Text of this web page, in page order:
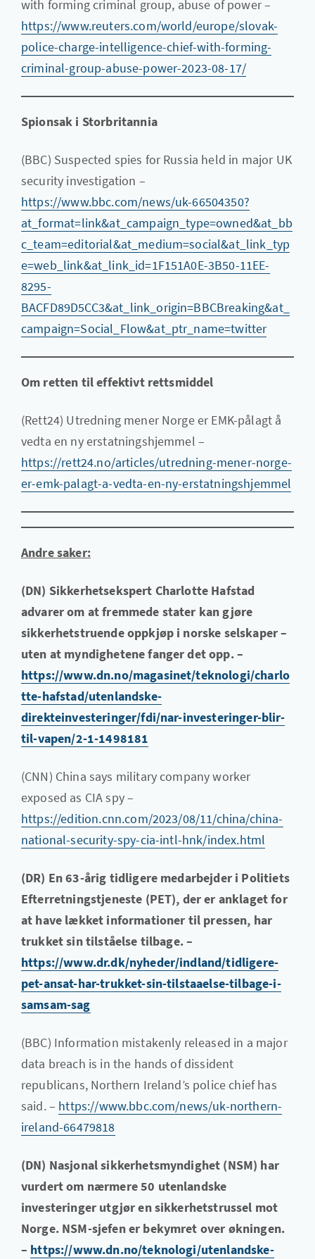
with forming criminal group, abuse of power –
https://www.reuters.com/world/europe/slovak-
police-charge-intelligence-chief-with-forming-
criminal-group-abuse-power-2023-08-17/
Spionsak i Storbritannia
(BBC) Suspected spies for Russia held in major UK
security investigation –
https://www.bbc.com/news/uk-66504350?
at_format=link&at_campaign_type=owned&at_bb
c_team=editorial&at_medium=social&at_link_typ
e=web_link&at_link_id=1F151A0E-3B50-11EE-
8295-
BACFD89D5CC3&at_link_origin=BBCBreaking&at_
campaign=Social_Flow&at_ptr_name=twitter
Om retten til effektivt rettsmiddel
(Rett24) Utredning mener Norge er EMK-pålagt å
vedta en ny erstatningshjemmel –
https://rett24.no/articles/utredning-mener-norge-
er-emk-palagt-a-vedta-en-ny-erstatningshjemmel
Andre saker:
(DN) Sikkerhetsekspert Charlotte Hafstad
advarer om at fremmede stater kan gjøre
sikkerhetstruende oppkjøp i norske selskaper –
uten at myndighetene fanger det opp. –
https://www.dn.no/magasinet/teknologi/charlo
tte-hafstad/utenlandske-
direkteinvesteringer/fdi/nar-investeringer-blir-
til-vapen/2-1-1498181
(CNN) China says military company worker
exposed as CIA spy –
https://edition.cnn.com/2023/08/11/china/china-
national-security-spy-cia-intl-hnk/index.html
(DR) En 63-årig tidligere medarbejder i Politiets
Efterretningstjeneste (PET), der er anklaget for
at have lækket informationer til pressen, har
trukket sin tilståelse tilbage. –
https://www.dr.dk/nyheder/indland/tidligere-
pet-ansat-har-trukket-sin-tilstaaelse-tilbage-i-
samsam-sag
(BBC) Information mistakenly released in a major
data breach is in the hands of dissident
republicans, Northern Ireland’s police chief has
said. – https://www.bbc.com/news/uk-northern-
ireland-66479818
(DN) Nasjonal sikkerhetsmyndighet (NSM) har
vurdert om nærmere 50 utenlandske
investeringer utgjør en sikkerhetstrussel mot
Norge. NSM-sjefen er bekymret over økningen.
– https://www.dn.no/teknologi/utenlandske-